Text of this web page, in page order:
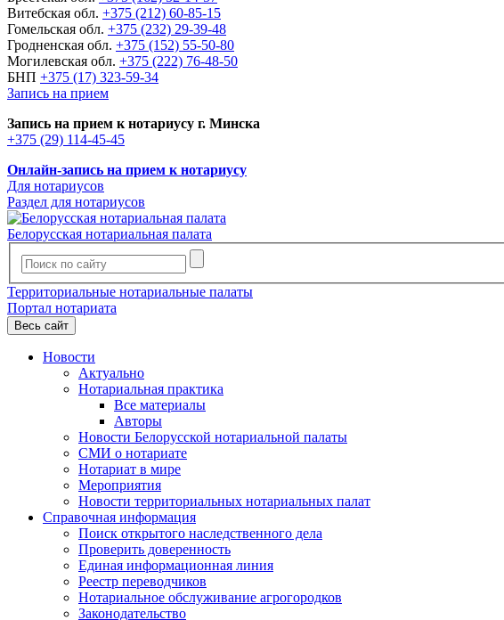
Витебская обл. +375 (212) 60-85-15
Гомельская обл. +375 (232) 29-39-48
Гродненская обл. +375 (152) 55-50-80
Могилевская обл. +375 (222) 76-48-50
БНП +375 (17) 323-59-34
Запись на прием
Запись на прием к нотариусу г. Минска
+375 (29) 114-45-45
Онлайн-запись на прием к нотариусу
Для нотариусов
Раздел для нотариусов
Белорусская нотариальная палата
Территориальные нотариальные палаты
Портал нотариата
Весь сайт
Новости
Актуально
Нотариальная практика
Все материалы
Авторы
Новости Белорусской нотариальной палаты
СМИ о нотариате
Нотариат в мире
Мероприятия
Новости территориальных нотариальных палат
Справочная информация
Поиск открытого наследственного дела
Проверить доверенность
Единая информационная линия
Реестр переводчиков
Нотариальное обслуживание агрогородков
Законодательство